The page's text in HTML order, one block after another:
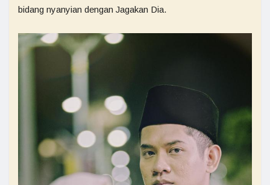
bidang nyanyian dengan Jagakan Dia.